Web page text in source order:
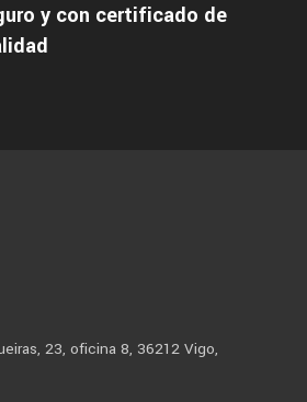
y con certificado de
23, oficina 8, 36212 Vigo,